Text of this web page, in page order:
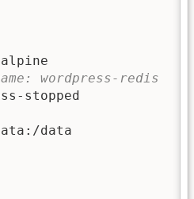
wordpress-redis
stopped
data